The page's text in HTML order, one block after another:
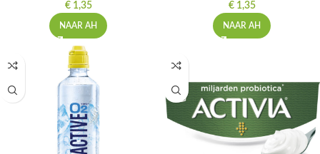
€1,35
NAAR AH
€1,35
NAAR AH